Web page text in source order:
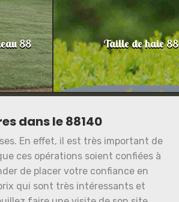
88 Taille de haie 88
dans le 88140
En effet, il est très important de
ces opérations soient confiées à
de placer votre confiance en
qui sont très intéressants et